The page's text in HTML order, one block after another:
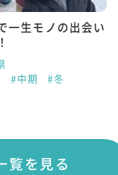
し。初めて経験
仕事内容とは…？
県 #仲居
#短期
覧を見る